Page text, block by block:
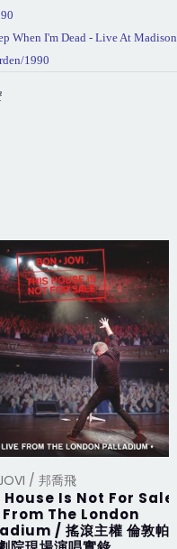
When I'm Dead - Live At Madison
1990
/ 邦喬飛
House Is Not For Sale
From The London
/ 搖滾主權 倫敦帕